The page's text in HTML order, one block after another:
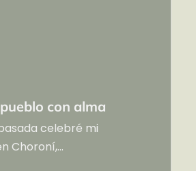
con alma
celebré mi
Choroní,...